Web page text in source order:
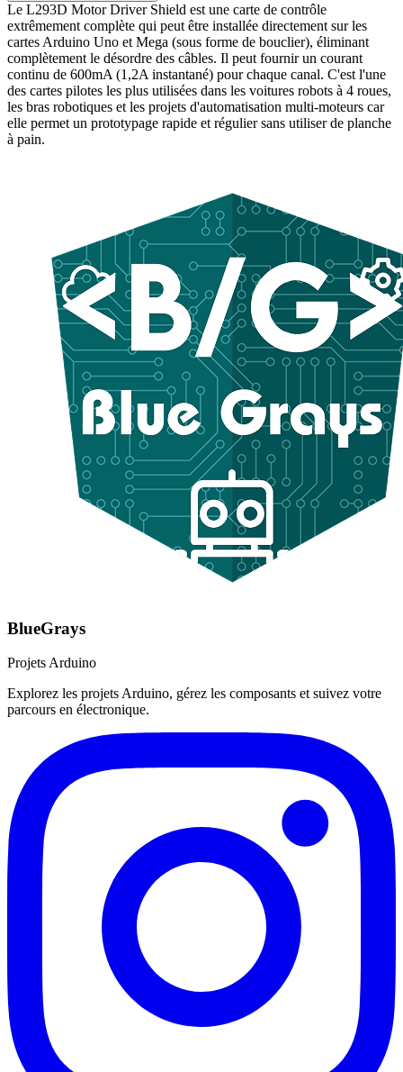
Le L293D Motor Driver Shield est une carte de contrôle
extrêmement complète qui peut être installée directement sur les
cartes Arduino Uno et Mega (sous forme de bouclier), éliminant
complètement le désordre des câbles. Il peut fournir un courant
continu de 600mA (1,2A instantané) pour chaque canal. C'est l'une
des cartes pilotes les plus utilisées dans les voitures robots à 4 roues,
les bras robotiques et les projets d'automatisation multi-moteurs car
elle permet un prototypage rapide et régulier sans utiliser de planche
à pain.
BlueGrays
Projets Arduino
Explorez les projets Arduino, gérez les composants et suivez votre
parcours en électronique.